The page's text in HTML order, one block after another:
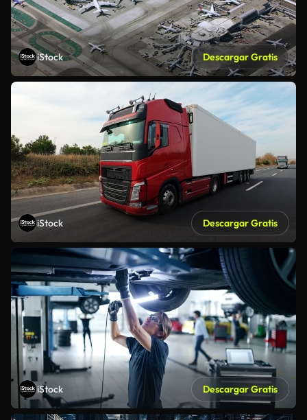
iStock Descargar Gratis
iStock Descargar Gratis
iStock Descargar Gratis